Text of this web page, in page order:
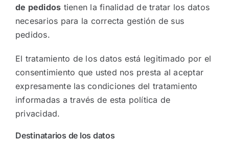
de pedidos tienen la finalidad de tratar los datos
necesarios para la correcta gestión de sus
pedidos.
El tratamiento de los datos está legitimado por el
consentimiento que usted nos presta al aceptar
expresamente las condiciones del tratamiento
informadas a través de esta política de
privacidad.
Destinatarios de los datos